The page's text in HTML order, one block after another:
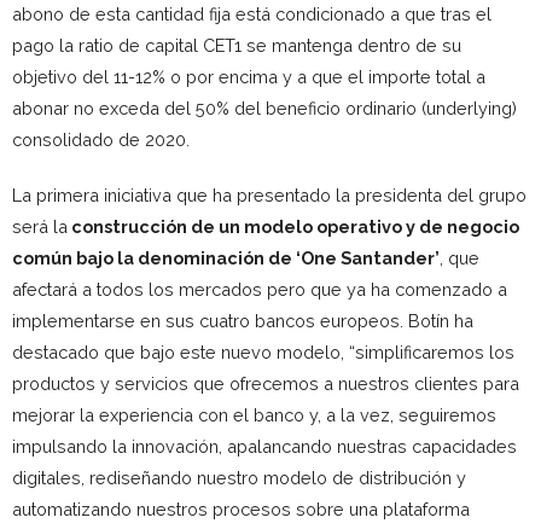
abono de esta cantidad fija está condicionado a que tras el
pago la ratio de capital CET1 se mantenga dentro de su
objetivo del 11-12% o por encima y a que el importe total a
abonar no exceda del 50% del beneficio ordinario (underlying)
consolidado de 2020.
La primera iniciativa que ha presentado la presidenta del grupo
será la construcción de un modelo operativo y de negocio
común bajo la denominación de ‘One Santander’ , que
afectará a todos los mercados pero que ya ha comenzado a
implementarse en sus cuatro bancos europeos. Botín ha
destacado que bajo este nuevo modelo, “simplificaremos los
productos y servicios que ofrecemos a nuestros clientes para
mejorar la experiencia con el banco y, a la vez, seguiremos
impulsando la innovación, apalancando nuestras capacidades
digitales, rediseñando nuestro modelo de distribución y
automatizando nuestros procesos sobre una plataforma